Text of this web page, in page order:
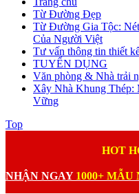
Từ Đường Đẹp
Từ Đường Gia Tộc:
Của Người Việt
Tư vấn thông tin thiết
TUYỂN DỤNG
Văn phòng & Nhà trải
Xây Nhà Khung Thép:
Vững
Top
HOT
NHẬN NGAY 1000+ MẪU